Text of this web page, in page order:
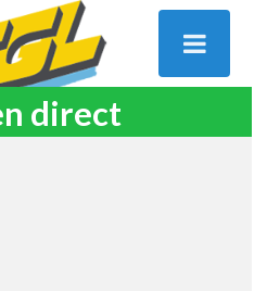
direct